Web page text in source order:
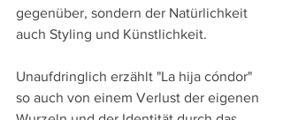
gegenüber, sondern der Natürlichkeit
auch Styling und Künstlichkeit.
Unaufdringlich erzählt "La hija cóndor"
so auch von einem Verlust der eigenen